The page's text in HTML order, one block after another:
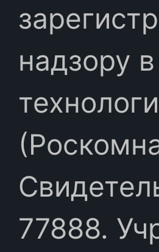
надзору
77888.